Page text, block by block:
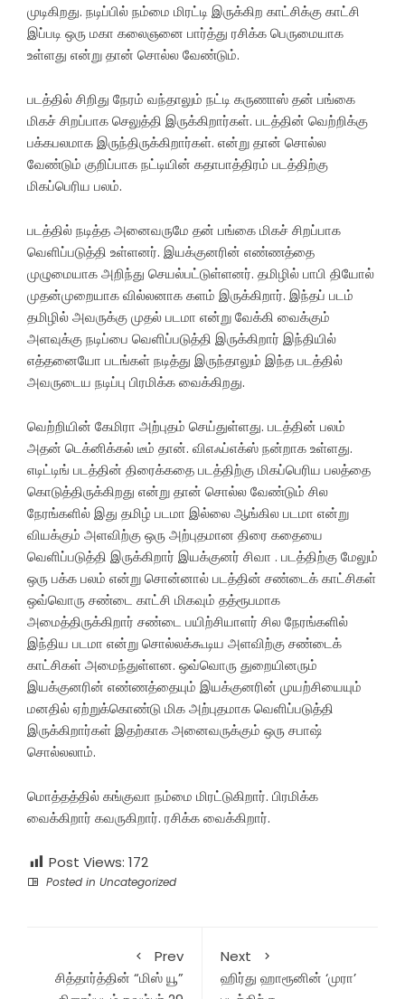
முடிகிறது. நடிப்பில் நம்மை மிரட்டி இருக்கிற காட்சிக்கு காட்சி
இப்படி ஒரு மகா கலைஞனை பார்த்து ரசிக்க பெருமையாக
உள்ளது என்று தான் சொல்ல வேண்டும்.
படத்தில் சிறிது நேரம் வந்தாலும் நட்டி கருணாஸ் தன் பங்கை
மிகச் சிறப்பாக செலுத்தி இருக்கிறார்கள். படத்தின் வெற்றிக்கு
பக்கபலமாக இருந்திருக்கிறார்கள். என்று தான் சொல்ல
வேண்டும் குறிப்பாக நட்டியின் கதாபாத்திரம் படத்திற்கு
மிகப்பெரிய பலம்.
படத்தில் நடித்த அனைவருமே தன் பங்கை மிகச் சிறப்பாக
வெளிப்படுத்தி உள்ளனர். இயக்குனரின் எண்ணத்தை
முழுமையாக அறிந்து செயல்பட்டுள்ளனர். தமிழில் பாபி தியோல்
முதன்முறையாக வில்லனாக களம் இருக்கிறார். இந்தப் படம்
தமிழில் அவருக்கு முதல் படமா என்று வேக்கி வைக்கும்
அளவுக்கு நடிப்பை வெளிப்படுத்தி இருக்கிறார் இந்தியில்
எத்தனையோ படங்கள் நடித்து இருந்தாலும் இந்த படத்தில்
அவருடைய நடிப்பு பிரமிக்க வைக்கிறது.
வெற்றியின் கேமிரா அற்புதம் செய்துள்ளது. படத்தின் பலம்
அதன் டெக்னிக்கல் டீம் தான். விஎஃப்எக்ஸ் நன்றாக உள்ளது.
எடிட்டிங் படத்தின் திரைக்கதை படத்திற்கு மிகப்பெரிய பலத்தை
கொடுத்திருக்கிறது என்று தான் சொல்ல வேண்டும் சில
நேரங்களில் இது தமிழ் படமா இல்லை ஆங்கில படமா என்று
வியக்கும் அளவிற்கு ஒரு அற்புதமான திரை கதையை
வெளிப்படுத்தி இருக்கிறார் இயக்குனர் சிவா . படத்திற்கு மேலும்
ஒரு பக்க பலம் என்று சொன்னால் படத்தின் சண்டைக் காட்சிகள்
ஒவ்வொரு சண்டை காட்சி மிகவும் தத்ரூபமாக
அமைத்திருக்கிறார் சண்டை பயிற்சியாளர் சில நேரங்களில்
இந்திய படமா என்று சொல்லக்கூடிய அளவிற்கு சண்டைக்
காட்சிகள் அமைந்துள்ளன. ஒவ்வொரு துறையினரும்
இயக்குனரின் எண்ணத்தையும் இயக்குனரின் முயற்சியையும்
மனதில் ஏற்றுக்கொண்டு மிக அற்புதமாக வெளிப்படுத்தி
இருக்கிறார்கள் இதற்காக அனைவருக்கும் ஒரு சபாஷ்
சொல்லலாம்.
மொத்தத்தில் கங்குவா நம்மை மிரட்டுகிறார். பிரமிக்க
வைக்கிறார் கவருகிறார். ரசிக்க வைக்கிறார்.
Post Views: 172
Posted in Uncategorized
Prev
சித்தார்த்தின் “மிஸ் யூ”
Next
ஹிர்து ஹாரூனின் ‘முரா’